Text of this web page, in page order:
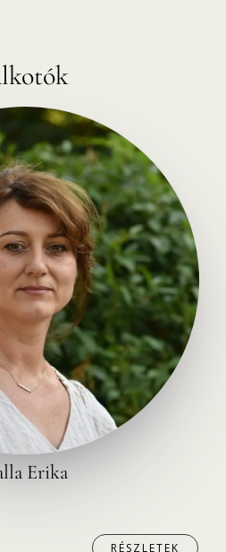
Erika
RÉSZLETEK